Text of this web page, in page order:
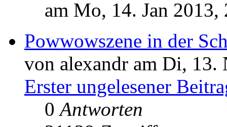
am Mo, 14. Jan 2013,
Powwowszene in der
von alexandr am Di, 13.
Erster ungelesener
0Antworten